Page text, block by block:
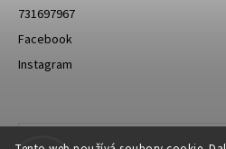
731697967
Facebook
Instagram